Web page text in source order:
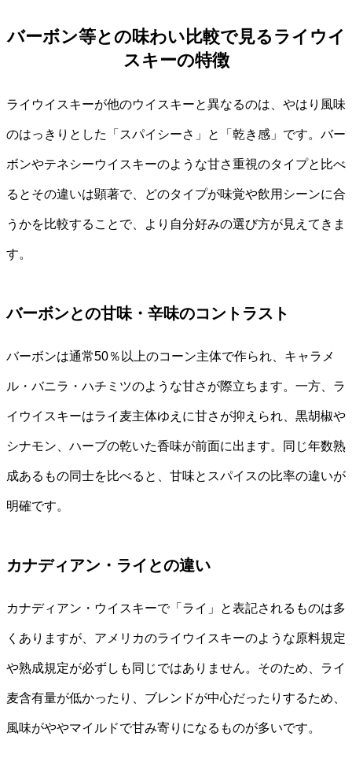
バーボン等との味わい比較で見るライウイ
スキーの特徴
ライウイスキーが他のウイスキーと異なるのは、やはり風味
のはっきりとした「スパイシーさ」と「乾き感」です。バー
ボンやテネシーウイスキーのような甘さ重視のタイプと比べ
るとその違いは顕著で、どのタイプが味覚や飲用シーンに合
うかを比較することで、より自分好みの選び方が見えてきま
す。
バーボンとの甘味・辛味のコントラスト
バーボンは通常50％以上のコーン主体で作られ、キャラメ
ル・バニラ・ハチミツのような甘さが際立ちます。一方、ラ
イウイスキーはライ麦主体ゆえに甘さが抑えられ、黒胡椒や
シナモン、ハーブの乾いた香味が前面に出ます。同じ年数熟
成あるもの同士を比べると、甘味とスパイスの比率の違いが
明確です。
カナディアン・ライとの違い
カナディアン・ウイスキーで「ライ」と表記されるものは多
くありますが、アメリカのライウイスキーのような原料規定
や熟成規定が必ずしも同じではありません。そのため、ライ
麦含有量が低かったり、ブレンドが中心だったりするため、
風味がややマイルドで甘み寄りになるものが多いです。